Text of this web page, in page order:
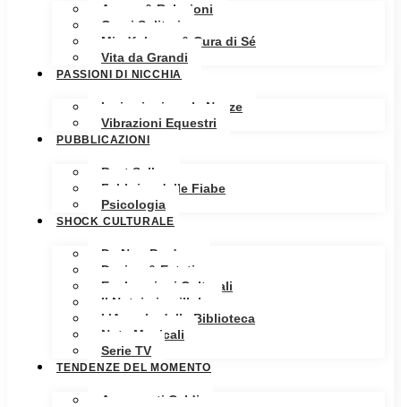
Amore & Relazioni
Cuori Solitari
Mindfulness & Cura di Sé
Vita da Grandi
PASSIONI DI NICCHIA
Ispirazioni per le Nozze
Vibrazioni Equestri
PUBBLICAZIONI
Best Seller
Fabbrica delle Fiabe
Psicologia
SHOCK CULTURALE
Da Non Perdere
Design & Estetica
Esplorazioni Culturali
Il Notaio in pillole
L’Angolo della Biblioteca
Note Musicali
Serie TV
TENDENZE DEL MOMENTO
Argomenti Caldi